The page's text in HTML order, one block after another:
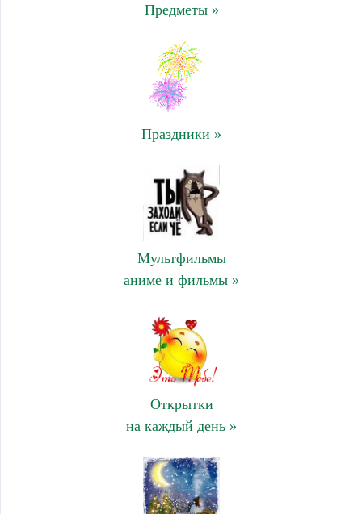
Предметы »
Праздники »
Мультфильмы
аниме и фильмы »
Открытки
на каждый день »